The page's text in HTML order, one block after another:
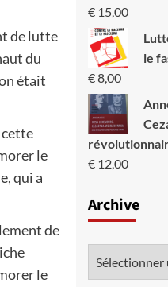
de lutte
du
était
le
qui a
de
le
€15,00
le
€8,00
€12,00
Archive